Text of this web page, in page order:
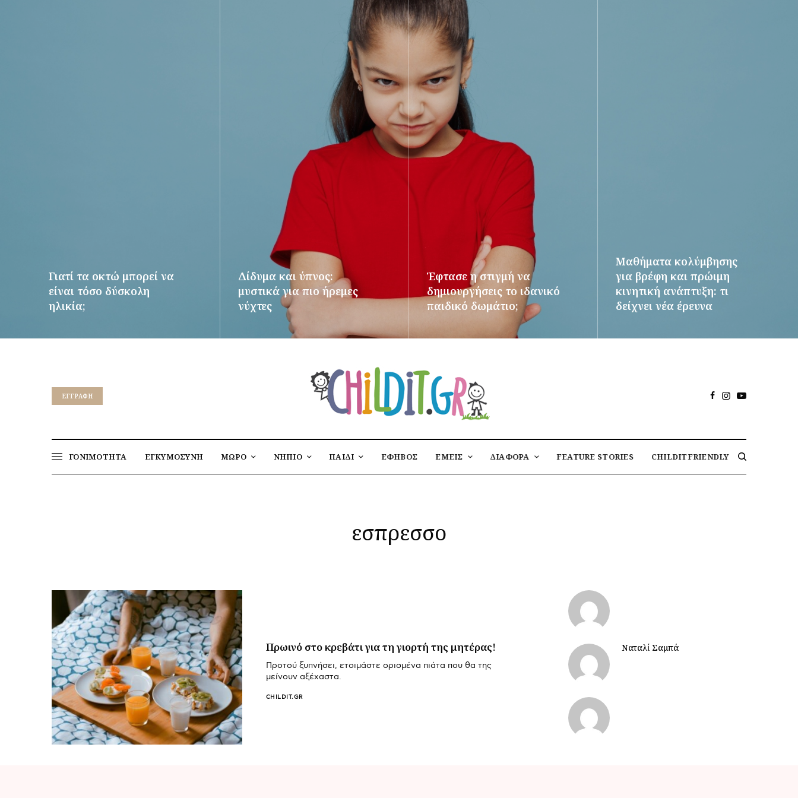
Γιατί τα οκτώ μπορεί να
είναι τόσο δύσκολη
ηλικία;
Δίδυμα και ύπνος:
μυστικά για πιο ήρεμες
νύχτες
Έφτασε η στιγμή να
δημιουργήσεις το ιδανικό
παιδικό δωμάτιο;
Μαθήματα κολύμβησης
για βρέφη και πρώιμη
κινητική ανάπτυξη: τι
δείχνει νέα έρευνα
EΓΓΡΑΦΉ
ΓΟΝΙΜΟΤΗΤΑ ΕΓΚΥΜΟΣΥΝΗ ΜΩΡΟ ΝΗΠΙΟ ΠΑΙΔΙ ΕΦΗΒΟΣ ΕΜΕΙΣ ΔΙΑΦΟΡΑ FEATURE STORIES CHILDITFRIENDLY
εσπρεσσο
Πρωινό στο κρεβάτι για τη γιορτή της μητέρας!
Προτού ξυπνήσει, ετοιμάστε ορισμένα πιάτα που θα της
μείνουν αξέχαστα.
CHILDIT.GR
Ναταλί Σαμπά